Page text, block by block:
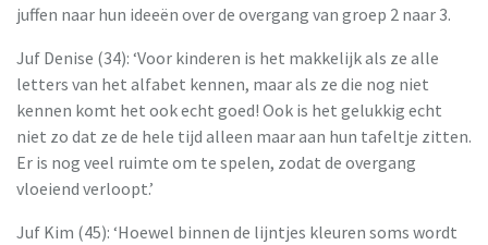
juffen naar hun ideeën over de overgang van groep 2 naar 3.
Juf Denise (34): ‘Voor kinderen is het makkelijk als ze alle
letters van het alfabet kennen, maar als ze die nog niet
kennen komt het ook echt goed! Ook is het gelukkig echt
niet zo dat ze de hele tijd alleen maar aan hun tafeltje zitten.
Er is nog veel ruimte om te spelen, zodat de overgang
vloeiend verloopt.’
Juf Kim (45): ‘Hoewel binnen de lijntjes kleuren soms wordt